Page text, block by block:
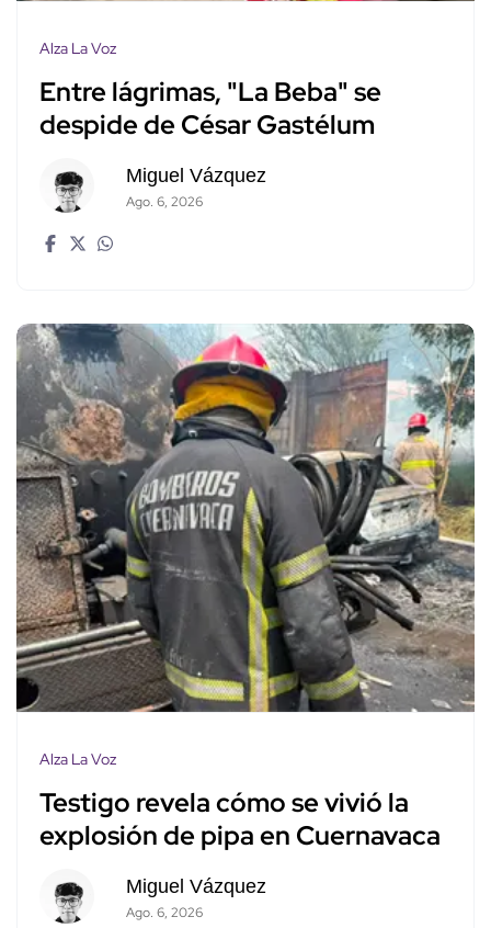
Alza La Voz
Entre lágrimas, "La Beba" se
despide de César Gastélum
Miguel Vázquez
Ago. 6, 2026
Alza La Voz
Testigo revela cómo se vivió la
explosión de pipa en Cuernavaca
Miguel Vázquez
Ago. 6, 2026